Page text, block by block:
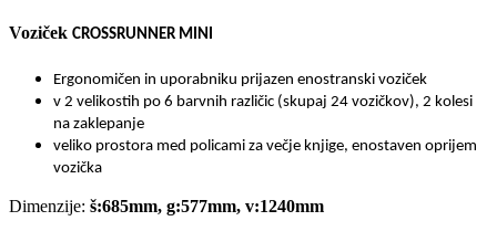
Voziček CROSSRUNNER MINI
Ergonomičen in uporabniku prijazen enostranski voziček
v 2 velikostih po 6 barvnih različic (skupaj 24 vozičkov), 2 kolesi
na zaklepanje
veliko prostora med policami za večje knjige, enostaven oprijem
vozička
Dimenzije: š:685mm, g:577mm, v:1240mm